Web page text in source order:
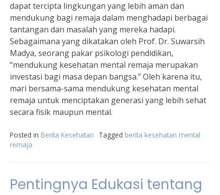
dapat tercipta lingkungan yang lebih aman dan
mendukung bagi remaja dalam menghadapi berbagai
tantangan dan masalah yang mereka hadapi.
Sebagaimana yang dikatakan oleh Prof. Dr. Suwarsih
Madya, seorang pakar psikologi pendidikan,
“mendukung kesehatan mental remaja merupakan
investasi bagi masa depan bangsa.” Oleh karena itu,
mari bersama-sama mendukung kesehatan mental
remaja untuk menciptakan generasi yang lebih sehat
secara fisik maupun mental.
Posted in Berita Kesehatan Tagged berita kesehatan mental
remaja
Pentingnya Edukasi tentang